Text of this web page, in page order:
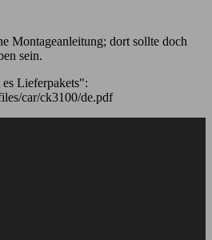
Montageanleitung; dort sollte doch
sein.
Lieferpakets":
car/ck3100/de.pdf